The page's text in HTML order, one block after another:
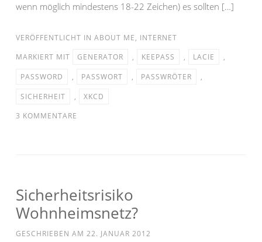
wenn möglich mindestens 18-22 Zeichen) es sollten […]
VERÖFFENTLICHT IN ABOUT ME, INTERNET
MARKIERT MIT
GENERATOR , KEEPASS , LACIE
,
PASSWORD
, PASSWORT , PASSWRÖTER
,
SICHERHEIT
,
XKCD
3 KOMMENTARE
Sicherheitsrisiko
Wohnheimsnetz?
GESCHRIEBEN AM 22. JANUAR 2012